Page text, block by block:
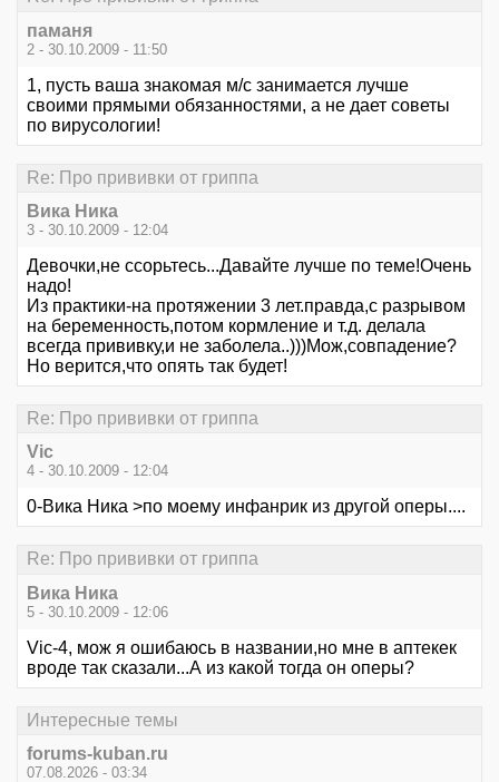
паманя
2 - 30.10.2009 - 11:50
1, пусть ваша знакомая м/с занимается лучше
своими прямыми обязанностями, а не дает советы
по вирусологии!
Re: Про прививки от гриппа
Вика Ника
3 - 30.10.2009 - 12:04
Девочки,не ссорьтесь...Давайте лучше по теме!Очень
надо!
Из практики-на протяжении 3 лет.правда,с разрывом
на беременность,потом кормление и т.д. делала
всегда прививку,и не заболела..)))Мож,совпадение?
Но верится,что опять так будет!
Re: Про прививки от гриппа
Vic
4 - 30.10.2009 - 12:04
0-Вика Ника >по моему инфанрик из другой оперы....
Re: Про прививки от гриппа
Вика Ника
5 - 30.10.2009 - 12:06
Vic-4, мож я ошибаюсь в названии,но мне в аптекек
вроде так сказали...А из какой тогда он оперы?
Интересные темы
forums-kuban.ru
07.08.2026 - 03:34